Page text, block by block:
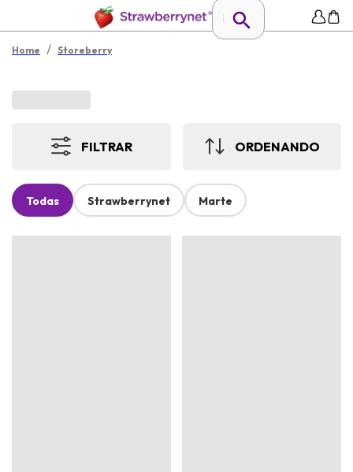
Home / Storeberry
FILTRAR ORDENANDO
Todas Strawberrynet Marte